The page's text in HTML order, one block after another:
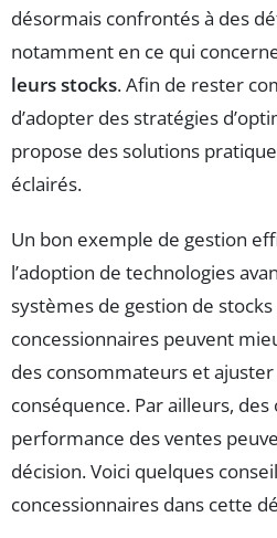
désormais confrontés à des
notamment en ce qui
leurs stocks. Afin de rester
d’adopter des stratégies
propose des solutions
éclairés.
Un bon exemple de gestion
l’adoption de technologies
systèmes de gestion de
concessionnaires peuvent
des consommateurs et
conséquence. Par ailleurs, des
performance des ventes
décision. Voici quelques
concessionnaires dans cette